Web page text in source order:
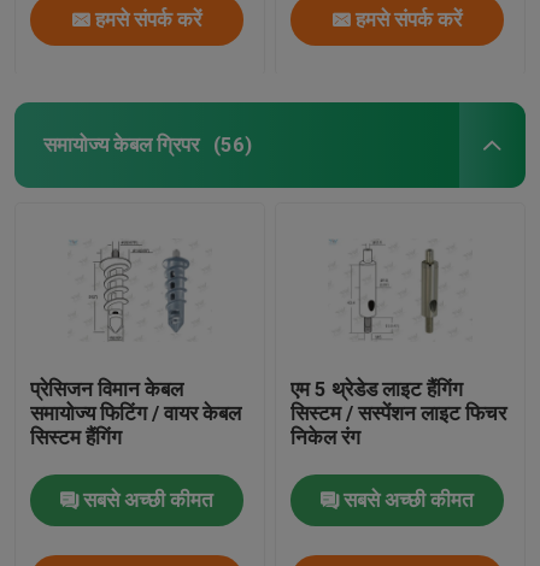
हमसे संपर्क करें हमसे संपर्क करें
समायोज्य केबल ग्रिपर (56)
प्रेसिजन विमान केबल
समायोज्य फिटिंग / वायर केबल
सिस्टम हैंगिंग
सबसे अच्छी कीमत
एम 5 थ्रेडेड लाइट हैंगिंग
सिस्टम / सस्पेंशन लाइट फिचर
निकेल रंग
सबसे अच्छी कीमत